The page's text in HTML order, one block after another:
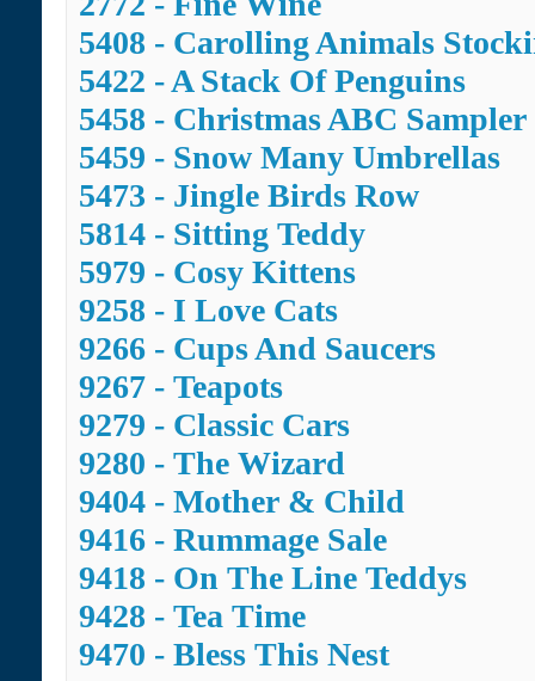
5408 - Carolling Animals
5422 - A Stack Of Penguins
5458 - Christmas ABC Sampler
5459 - Snow Many Umbrellas
5473 - Jingle Birds Row
5814 - Sitting Teddy
5979 - Cosy Kittens
9258 - I Love Cats
9266 - Cups And Saucers
9267 - Teapots
9279 - Classic Cars
9280 - The Wizard
9404 - Mother & Child
9416 - Rummage Sale
9418 - On The Line Teddys
9428 - Tea Time
9470 - Bless This Nest